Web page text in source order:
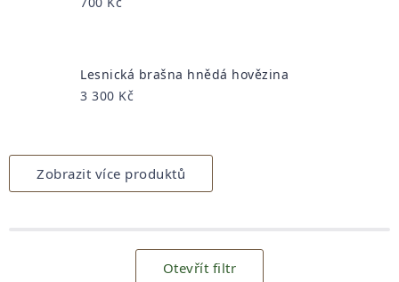
Lesnická brašna hnědá hovězina
3 300 Kč
Zobrazit více produktů
Otevřít filtr